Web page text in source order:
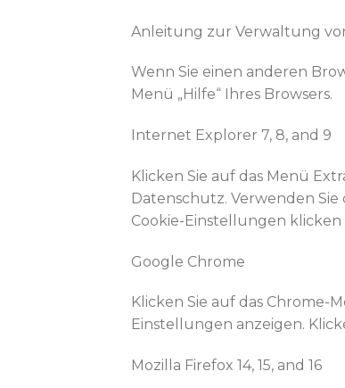
Anleitung zur Verwaltung
Wenn Sie einen anderen
Menü „Hilfe“ Ihres Browsers.
Internet Explorer 7, 8, and 9
Klicken Sie auf das Menü
Datenschutz. Verwenden
Cookie-Einstellungen
Google Chrome
Klicken Sie auf das Chrome-
Einstellungen anzeigen.
Mozilla Firefox 14, 15, and 16